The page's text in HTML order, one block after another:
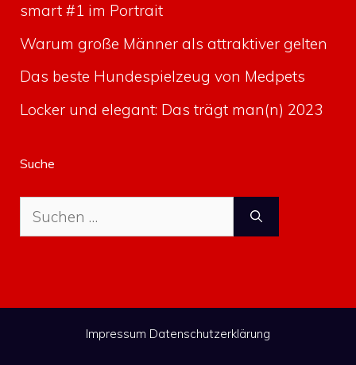
smart #1 im Portrait
Warum große Männer als attraktiver gelten
Das beste Hundespielzeug von Medpets
Locker und elegant: Das trägt man(n) 2023
Suche
Suche
nach:
Impressum Datenschutzerklärung